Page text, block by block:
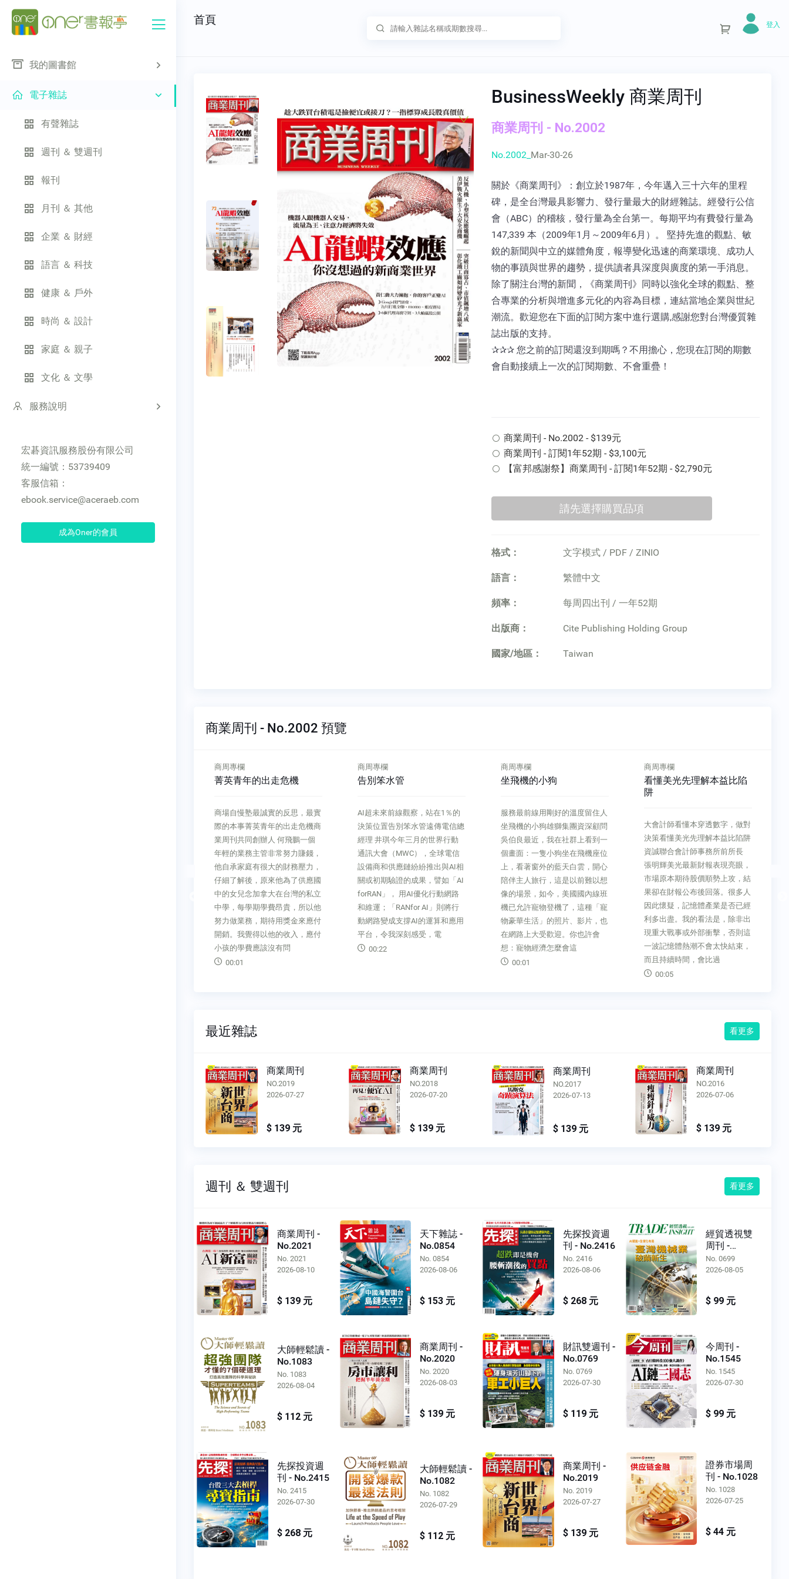
我的圖書館
電子雜誌
有聲雜誌
週刊 ＆ 雙週刊
報刊
月刊 ＆ 其他
企業 ＆ 財經
語言 ＆ 科技
健康 ＆ 戶外
時尚 ＆ 設計
家庭 ＆ 親子
文化 ＆ 文學
服務說明
宏碁資訊服務股份有限公司
統一編號：53739409
客服信箱：
ebook.service@aceraeb.com
成為Oner的會員
首頁 登入
BusinessWeekly 商業周刊
商業周刊 - No.2002
No.2002_ Mar-30-26
關於《商業周刊》：創立於1987年，今年邁入三十六年的里程
碑，是全台灣最具影響力、發行量最大的財經雜誌。經發行公信
會（ABC）的稽核，發行量為全台第一。每期平均有費發行量為
147,339 本（2009年1月～2009年6月）。 堅持先進的觀點、敏
銳的新聞與中立的媒體角度，報導變化迅速的商業環境、成功人
物的事蹟與世界的趨勢，提供讀者具深度與廣度的第一手消息。
除了關注台灣的新聞，《商業周刊》同時以強化全球的觀點、整
合專業的分析與增進多元化的內容為目標，連結當地企業與世紀
潮流。歡迎您在下面的訂閱方案中進行選購,感謝您對台灣優質雜
誌出版的支持。
✰✰✰ 您之前的訂閱還沒到期嗎？不用擔心，您現在訂閱的期數
會自動接續上一次的訂閱期數、不會重疊！
商業周刊 - No.2002 - $139元
商業周刊 - 訂閱1年52期 - $3,100元
【富邦感謝祭】商業周刊 - 訂閱1年52期 - $2,790元
格式： 文字模式 / PDF / ZINIO
語言： 繁體中文
頻率： 每周四出刊 / 一年52期
出版商： Cite Publishing Holding Group
國家/地區： Taiwan
商業周刊 - No.2002 預覽
Previous
商周專欄
菁英青年的出走危機
商場自慢塾最誠實的反思，最實
際的本事菁英青年的出走危機商
業周刊共同創辦人 何飛鵬一個
年輕的業務主管非常努力賺錢，
他自承家庭有很大的財務壓力，
仔細了解後，原來他為了供應國
中的女兒念加拿大在台灣的私立
中學，每學期學費昂貴，所以他
努力做業務，期待用獎金來應付
開銷。我覺得以他的收入，應付
小孩的學費應該沒有問
00:01
商周專欄
告別笨水管
AI超未來前線觀察，站在1％的
決策位置告別笨水管遠傳電信總
經理 井琪今年三月的世界行動
通訊大會（MWC），全球電信
設備商和供應鏈紛紛推出與AI相
關或初期驗證的成果，譬如「AI
forRAN」， 用AI優化行動網路
和維運；「RANfor AI」則將行
動網路變成支撐AI的運算和應用
平台，令我深刻感受，電
00:22
商周專欄
坐飛機的小狗
服務最前線用剛好的溫度留住人
坐飛機的小狗雄獅集團資深顧問
吳伯良最近，我在社群上看到一
個畫面：一隻小狗坐在飛機座位
上，看著窗外的藍天白雲，開心
陪伴主人旅行，這是以前難以想
像的場景，如今，美國國內線班
機已允許寵物登機了，這種「寵
物豪華生活」的照片、影片，也
在網路上大受歡迎。你也許會
想：寵物經濟怎麼會這
00:01
商周專欄
看懂美光先理解本益比陷
阱
大會計師看懂本穿透數字，做對
決策看懂美光先理解本益比陷阱
資誠聯合會計師事務所前所長
張明輝美光最新財報表現亮眼，
市場原本期待股價順勢上攻，結
果卻在財報公布後回落。很多人
因此懷疑，記憶體產業是否已經
利多出盡。我的看法是，除非出
現重大戰事或外部衝擊，否則這
一波記憶體熱潮不會太快結束，
而且持續時間，會比過
00:05
最近雜誌 看更多
商業周刊
NO.2019
2026-07-27
$ 139 元
商業周刊
NO.2018
2026-07-20
$ 139 元
商業周刊
NO.2017
2026-07-13
$ 139 元
商業周刊
NO.2016
2026-07-06
$ 139 元
週刊 ＆ 雙週刊 看更多
商業周刊 -
No.2021
No. 2021
2026-08-10
$ 139 元
天下雜誌 -
No.0854
No. 0854
2026-08-06
$ 153 元
先探投資週
刊 - No.2416
No. 2416
2026-08-06
$ 268 元
經貿透視雙
周刊 -
No.0699
No. 0699
2026-08-05
$ 99 元
大師輕鬆讀 -
No.1083
No. 1083
2026-08-04
$ 112 元
商業周刊 -
No.2020
No. 2020
2026-08-03
$ 139 元
財訊雙週刊 -
No.0769
No. 0769
2026-07-30
$ 119 元
今周刊 -
No.1545
No. 1545
2026-07-30
$ 99 元
先探投資週
刊 - No.2415
No. 2415
2026-07-30
$ 268 元
大師輕鬆讀 -
No.1082
No. 1082
2026-07-29
$ 112 元
商業周刊 -
No.2019
No. 2019
2026-07-27
$ 139 元
證券市場周
刊 - No.1028
No. 1028
2026-07-25
$ 44 元